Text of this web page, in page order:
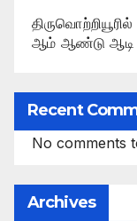
ஆம் ஆண்டு ஆடி
Recent
No comments
Archives